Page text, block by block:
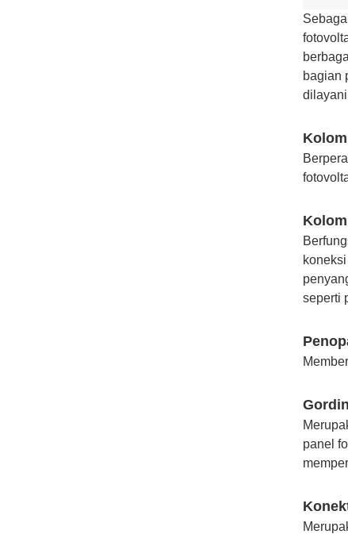
bagian
seperti
panel